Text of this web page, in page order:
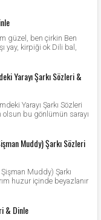
güzel, ben çirkin Ben
yay, kirpiği ok Dili bal,
Yarayı Şarkı Sözleri &
Yarayı Şarkı Sözleri
bu gönlümün sarayı
Muddy) Şarkı Sözleri
Muddy) Şarkı
huzur içinde beyazlanır
& Dinle